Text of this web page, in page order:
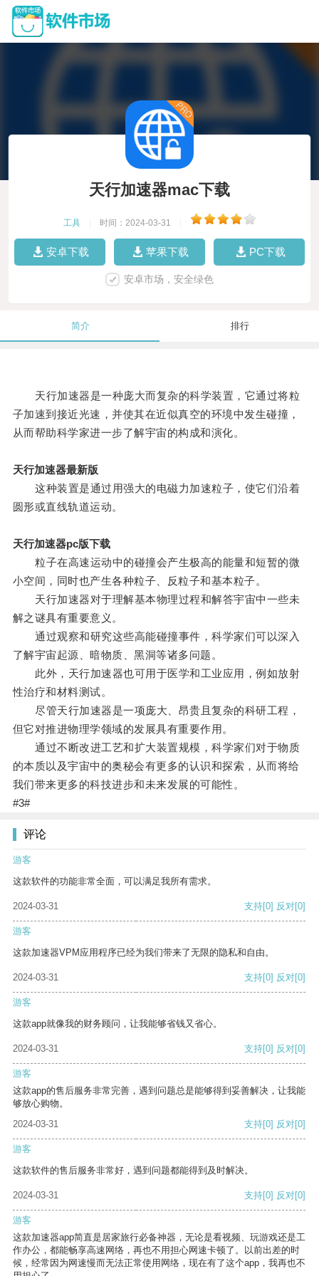
天行加速器mac下载
工具 时间：2024-03-31
安卓下载 苹果下载 PC下载
安卓市场，安全绿色
简介 排行
天行加速器是一种庞大而复杂的科学装置，它通过将粒
子加速到接近光速，并使其在近似真空的环境中发生碰撞，
从而帮助科学家进一步了解宇宙的构成和演化。
天行加速器最新版
这种装置是通过用强大的电磁力加速粒子，使它们沿着
圆形或直线轨道运动。
天行加速器pc版下载
粒子在高速运动中的碰撞会产生极高的能量和短暂的微
小空间，同时也产生各种粒子、反粒子和基本粒子。
天行加速器对于理解基本物理过程和解答宇宙中一些未
解之谜具有重要意义。
通过观察和研究这些高能碰撞事件，科学家们可以深入
了解宇宙起源、暗物质、黑洞等诸多问题。
此外，天行加速器也可用于医学和工业应用，例如放射
性治疗和材料测试。
尽管天行加速器是一项庞大、昂贵且复杂的科研工程，
但它对推进物理学领域的发展具有重要作用。
通过不断改进工艺和扩大装置规模，科学家们对于物质
的本质以及宇宙中的奥秘会有更多的认识和探索，从而将给
我们带来更多的科技进步和未来发展的可能性。
#3#
评论
游客
这款软件的功能非常全面，可以满足我所有需求。
2024-03-31 支持[0] 反对[0]
游客
这款加速器VPM应用程序已经为我们带来了无限的隐私和自由。
2024-03-31 支持[0] 反对[0]
游客
这款app就像我的财务顾问，让我能够省钱又省心。
2024-03-31 支持[0] 反对[0]
游客
这款app的售后服务非常完善，遇到问题总是能够得到妥善解决，让我能
够放心购物。
2024-03-31
支持[0] 反对[0]
游客
这款软件的售后服务非常好，遇到问题都能得到及时解决。
2024-03-31 支持[0] 反对[0]
游客
这款加速器app简直是居家旅行必备神器，无论是看视频、玩游戏还是工
作办公，都能畅享高速网络，再也不用担心网速卡顿了。以前出差的时
候，经常因为网速慢而无法正常使用网络，现在有了这个app，我再也不